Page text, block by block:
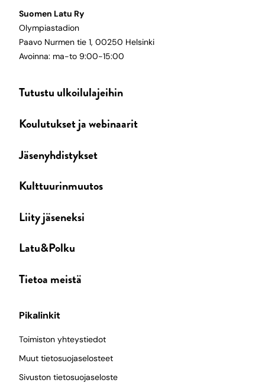
Suomen Latu Ry
Olympiastadion
Paavo Nurmen tie 1, 00250 Helsinki
Avoinna: ma-to 9:00-15:00
Tutustu ulkoilulajeihin
Koulutukset ja webinaarit
Jäsenyhdistykset
Kulttuurinmuutos
Liity jäseneksi
Latu&Polku
Tietoa meistä
Pikalinkit
Toimiston yhteystiedot
Muut tietosuojaselosteet
Sivuston tietosuojaseloste